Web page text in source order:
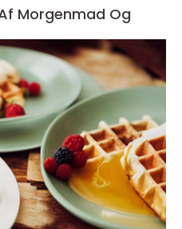
Morgenmad Og